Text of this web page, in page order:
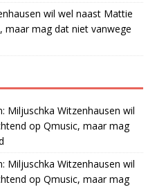
wil wel naast Mattie
maar mag dat niet vanwege
Miljuschka Witzenhausen wil
op Qmusic, maar mag
Miljuschka Witzenhausen wil
op Qmusic, maar mag